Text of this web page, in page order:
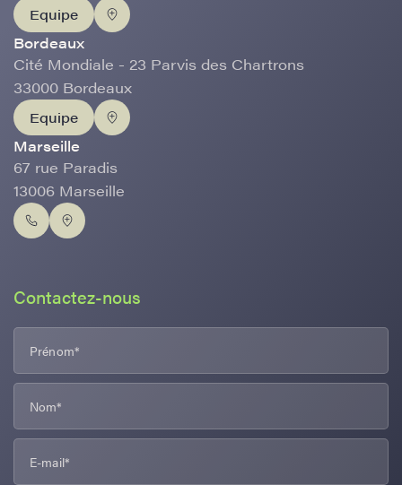
Equipe
Bordeaux
Cité Mondiale - 23 Parvis des Chartrons
33000 Bordeaux
Equipe
Marseille
67 rue Paradis
13006 Marseille
Contactez-nous